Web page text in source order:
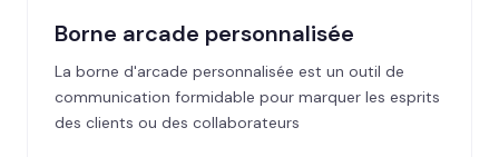
Borne arcade personnalisée
La borne d'arcade personnalisée est un outil de
communication formidable pour marquer les esprits
des clients ou des collaborateurs